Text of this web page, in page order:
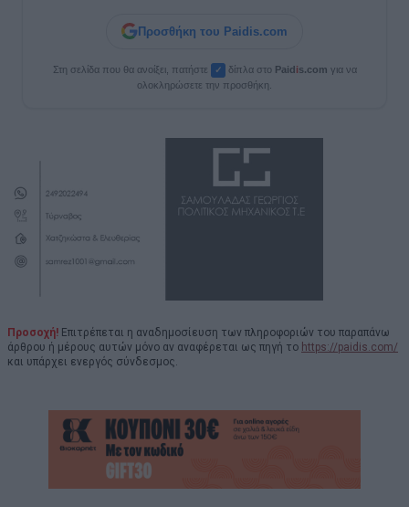
Προσθήκη του Paidis.com
Στη σελίδα που θα ανοίξει, πατήστε ✓ δίπλα στο Paidis.com για να
ολοκληρώσετε την προσθήκη.
Προσοχή! Επιτρέπεται η αναδημοσίευση των πληροφοριών του παραπάνω
άρθρου ή μέρους αυτών μόνο αν αναφέρεται ως πηγή το https://paidis.com/
και υπάρχει ενεργός σύνδεσμος.